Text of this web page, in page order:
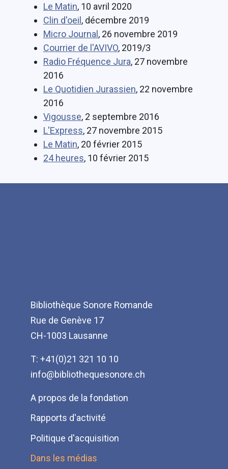
Le Matin, 10 avril 2020
Clin d'oeil, décembre 2019
Micro Journal, 26 novembre 2019
Courrier de l'AVIVO, 2019/3
Radio Fréquence Jura, 27 novembre
2016
Le Quotidien Jurassien, 22 novembre
2016
Vigousse, 2 septembre 2016
L'Express, 27 novembre 2015
Le Matin, 20 février 2015
24 heures, 10 février 2015
Bibliothèque Sonore Romande
Rue de Genève 17
CH-1003 Lausanne
T: +41(0)21 321 10 10
info@bibliothequesonore.ch
Menu
Pied
de
page
A propos de la fondation
Rapports d'activité
Politique d'acquisition
Dans les médias